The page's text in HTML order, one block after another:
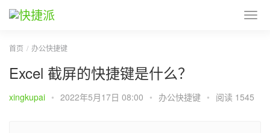
首页 办公快捷键
Excel 截屏的快捷键是什么？
xingkupai • 2022年5月17日 08:00 • 办公快捷键 • 阅读 1545